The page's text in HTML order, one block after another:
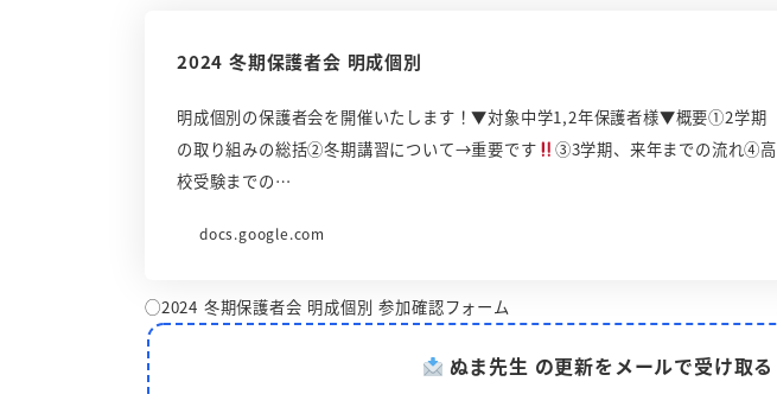
2024 冬期保護者会 明成個別
明成個別の保護者会を開催いたします！▼対象中学1,2年保護者様▼概要①2学期
の取り組みの総括②冬期講習について→重要です
③3学期、来年までの流れ④高
校受験までの…
docs.google.com
◯2024 冬期保護者会 明成個別 参加確認フォーム
ぬま先生 の更新をメールで受け取る